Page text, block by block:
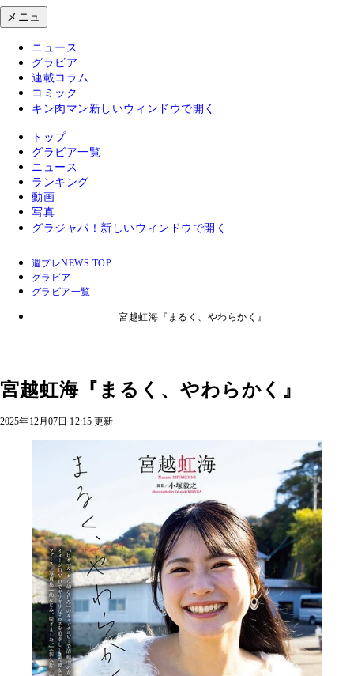
メニュ
ニュース
グラビア
連載コラム
コミック
キン肉マン 新しいウィンドウで開く
トップ
グラビア一覧
ニュース
ランキング
動画
写真
グラジャパ！ 新しいウィンドウで開く
週プレNEWS TOP
グラビア
グラビア一覧
宮越虹海『まるく、やわらかく』
宮越虹海『まるく、やわらかく』
2025年12月07日 12:15 更新